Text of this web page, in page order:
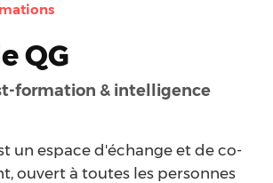
QG
formation & intelligence
un espace d'échange et de co-
ouvert à toutes les personnes